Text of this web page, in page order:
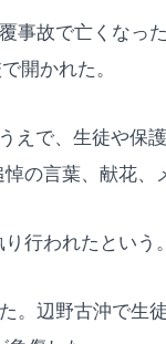
事故で亡くなっ
開かれた。
えで、生徒や保
の言葉、献花、
行われたという。
。辺野古沖で生